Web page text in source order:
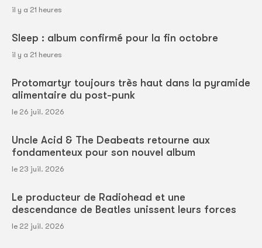
il y a 21 heures
Sleep : album confirmé pour la fin octobre
il y a 21 heures
Protomartyr toujours très haut dans la pyramide
alimentaire du post-punk
le 26 juil. 2026
Uncle Acid & The Deabeats retourne aux
fondamenteux pour son nouvel album
le 23 juil. 2026
Le producteur de Radiohead et une
descendance de Beatles unissent leurs forces
le 22 juil. 2026